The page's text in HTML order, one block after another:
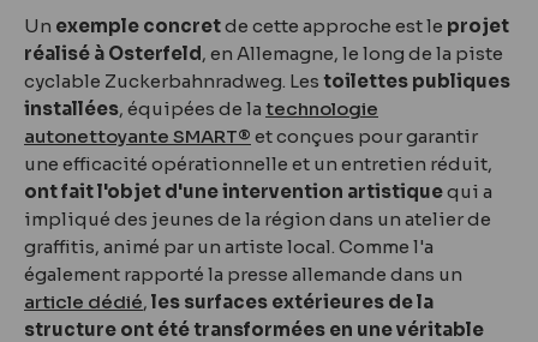
Un exemple concretde cette approche est le projet
réalisé à Osterfeld, en Allemagne, le long de la piste
cyclable Zuckerbahnradweg. Les toilettes publiques
installées, équipées de la technologie
autonettoyante SMART® et conçues pour garantir
une efficacité opérationnelle et un entretien réduit,
ont fait l'objet d'une intervention artistiquequi a
impliqué des jeunes de la région dans un atelier de
graffitis, animé par un artiste local. Comme l'a
également rapporté la presse allemande dans un
article dédié, les surfaces extérieures de la
structure ont été transformées en une véritable